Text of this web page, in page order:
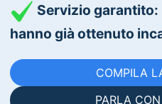
Servizio
hanno già ottenuto
COMPILA
PARLA